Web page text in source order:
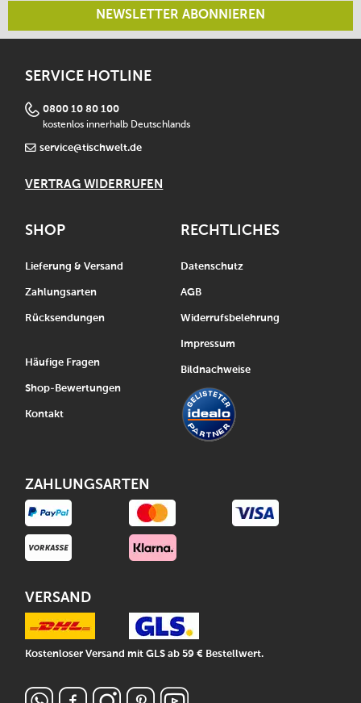
NEWSLETTER ABONNIEREN
SERVICE HOTLINE
0800 10 80 100
kostenlos innerhalb Deutschlands
service@tischwelt.de
VERTRAG WIDERRUFEN
SHOP
Lieferung & Versand
Zahlungsarten
Rücksendungen
Häufige Fragen
Shop-Bewertungen
Kontakt
RECHTLICHES
Datenschutz
AGB
Widerrufsbelehrung
Impressum
Bildnachweise
ZAHLUNGSARTEN
VERSAND
Kostenloser Versand mit GLS ab 59 € Bestellwert.